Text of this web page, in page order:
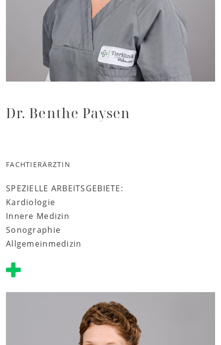
Dr. Benthe Paysen
FACHTIERÄRZTIN
SPEZIELLE ARBEITSGEBIETE:
Kardiologie
Innere Medizin
Sonographie
Allgemeinmedizin